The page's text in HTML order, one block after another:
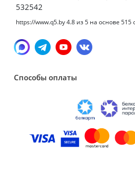
532542
https://www.q5.by4.8 из5 на основе 515
Способы оплаты